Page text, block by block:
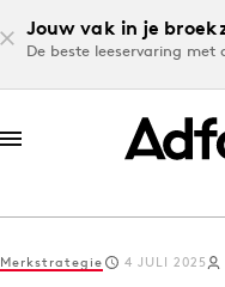
Jouw vak in je
De beste leeservaring met
Log in
Merkstrategie 4 JULI 2025